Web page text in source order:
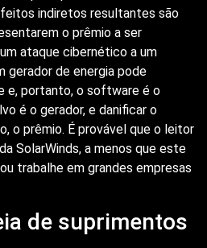
indiretos resultantes são
o prêmio a ser
ataque cibernético a um
gerador de energia pode
e, portanto, o software é o
é o gerador, e danificar o
o prêmio. É provável que o leitor
SolarWinds, a menos que este
trabalhe em grandes empresas
de suprimentos